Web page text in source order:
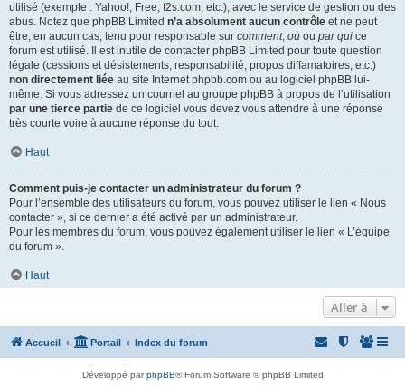
utilisé (exemple : Yahoo!, Free, f2s.com, etc.), avec le service de gestion ou des
abus. Notez que phpBB Limited n’a absolument aucun contrôle et ne peut
être, en aucun cas, tenu pour responsable sur comment, où ou par qui ce
forum est utilisé. Il est inutile de contacter phpBB Limited pour toute question
légale (cessions et désistements, responsabilité, propos diffamatoires, etc.)
non directement liée au site Internet phpbb.com ou au logiciel phpBB lui-
même. Si vous adressez un courriel au groupe phpBB à propos de l’utilisation
par une tierce partie de ce logiciel vous devez vous attendre à une réponse
très courte voire à aucune réponse du tout.
Haut
Comment puis-je contacter un administrateur du forum ?
Pour l’ensemble des utilisateurs du forum, vous pouvez utiliser le lien « Nous
contacter », si ce dernier a été activé par un administrateur.
Pour les membres du forum, vous pouvez également utiliser le lien « L’équipe
du forum ».
Haut
Aller à
Accueil Portail Index du forum
Développé parphpBB® Forum Software © phpBB Limited